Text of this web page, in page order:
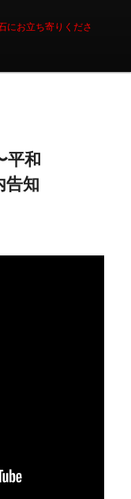
にお立ち寄りくださ
平和
告知